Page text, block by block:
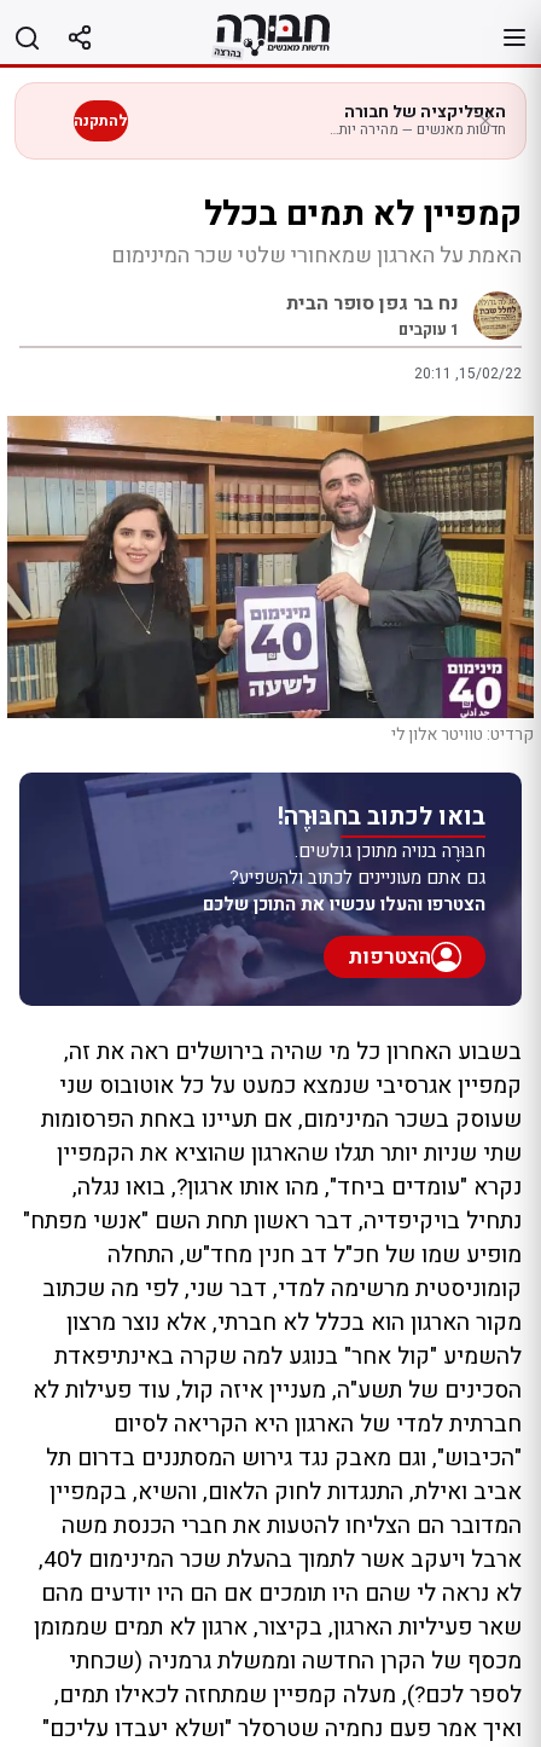
לתוכן
האפליקציה של חבורה
חדשות מאנשים — מהירה יותר בנייד להתקנה
קמפיין לא תמים בכלל
האמת על הארגון שמאחורי שלטי שכר המינימום
נח בר גפן סופר הבית
1 עוקבים
20:11 ,15/02/22
קרדיט: טוויטר אלון לי
בואו לכתוב בחבּוּרֶה!
חבּוּרֶה בנויה מתוכן גולשים.
גם אתם מעוניינים לכתוב ולהשפיע?
הצטרפו והעלו עכשיו את התוכן שלכם
הצטרפות
בשבוע האחרון כל מי שהיה בירושלים ראה את זה,
קמפיין אגרסיבי שנמצא כמעט על כל אוטובוס שני
שעוסק בשכר המינימום, אם תעיינו באחת הפרסומות
שתי שניות יותר תגלו שהארגון שהוציא את הקמפיין
נקרא "עומדים ביחד", מהו אותו ארגון?, בואו נגלה,
נתחיל בויקיפדיה, דבר ראשון תחת השם "אנשי מפתח"
מופיע שמו של חכ"ל דב חנין מחד"ש, התחלה
קומוניסטית מרשימה למדי, דבר שני, לפי מה שכתוב
מקור הארגון הוא בכלל לא חברתי, אלא נוצר מרצון
להשמיע "קול אחר" בנוגע למה שקרה באינתיפאדת
הסכינים של תשע"ה, מעניין איזה קול, עוד פעילות לא
חברתית למדי של הארגון היא הקריאה לסיום
"הכיבוש", וגם מאבק נגד גירוש המסתננים בדרום תל
אביב ואילת, התנגדות לחוק הלאום, והשיא, בקמפיין
המדובר הם הצליחו להטעות את חברי הכנסת משה
ארבל ויעקב אשר לתמוך בהעלת שכר המינימום ל40,
לא נראה לי שהם היו תומכים אם הם היו יודעים מהם
שאר פעיליות הארגון, בקיצור, ארגון לא תמים שממומן
מכסף של הקרן החדשה וממשלת גרמניה (שכחתי
לספר לכם?), מעלה קמפיין שמתחזה לכאילו תמים,
ואיך אמר פעם נחמיה שטרסלר "ושלא יעבדו עליכם"